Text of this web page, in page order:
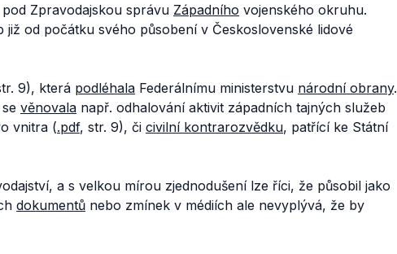
pod Zpravodajskou správu Západního vojenského okruhu.
od počátku svého působení v Československé lidové
9), která podléhala Federálnímu ministerstvu národní obrany.
věnovala např. odhalování aktivit západních tajných služeb
vnitra (.pdf, str. 9), či civilní kontrarozvědku, patřící ke Státní
a s velkou mírou zjednodušení lze říci, že působil jako
dokumentů nebo zmínek v médiích ale nevyplývá, že by